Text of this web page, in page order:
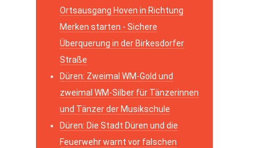
Ortsausgang Hoven in Richtung
Merken starten - Sichere
Überquerung in der Birkesdorfer
Straße
Düren: Zweimal WM-Gold und
zweimal WM-Silber für Tänzerinnen
und Tänzer der Musikschule
Düren: Die Stadt Düren und die
Feuerwehr warnt vor falschen